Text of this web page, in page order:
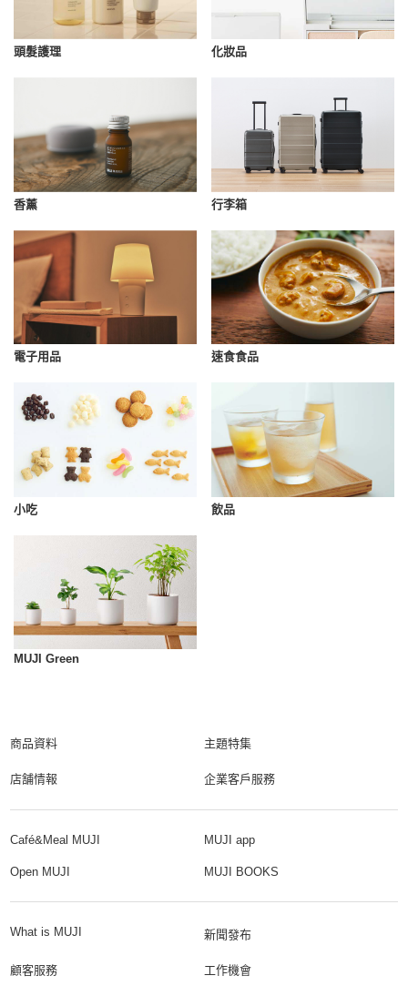
頭髮護理 化妝品
香薰 行李箱
電子用品 速食食品
小吃 飲品
MUJI Green
商品資料 主題特集
店舗情報 企業客戶服務
Café&Meal MUJI MUJI app
Open MUJI MUJI BOOKS
What is MUJI 新聞發布
顧客服務 工作機會